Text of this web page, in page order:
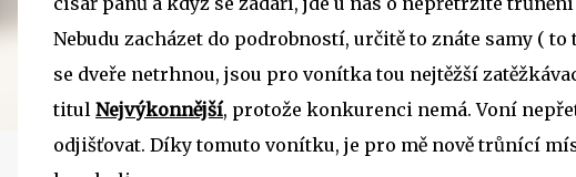
Nebudu zacházet do podrobností, určitě to znáte samy (
se dveře netrhnou, jsou pro vonítka tou nejtěžší
titul Nejvýkonnější, protože konkurenci nemá. Voní
odjišťovat. Díky tomuto vonítku, je pro mě nově trůnící